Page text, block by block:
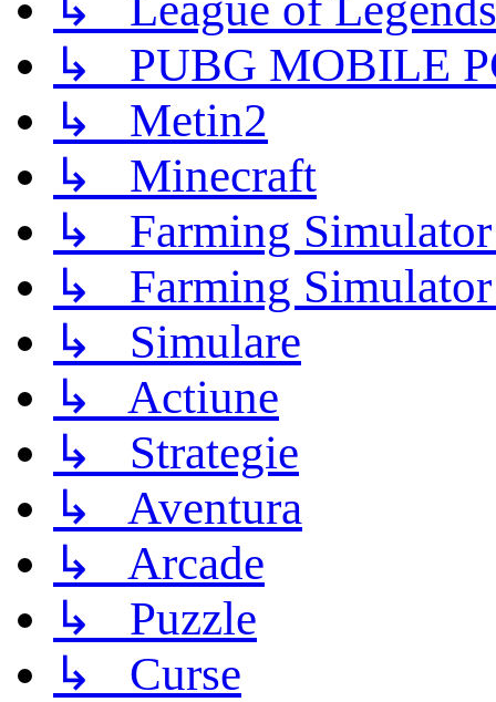
↳ PUBG MOBILE
↳ Metin2
↳ Minecraft
↳ Farming
↳ Farming
↳ Simulare
↳ Actiune
↳ Strategie
↳ Aventura
↳ Arcade
↳ Puzzle
↳ Curse